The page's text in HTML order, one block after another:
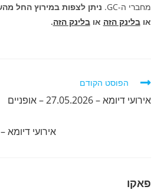
מחברי ה-GC.
אובלינק הזה אובלינק הזה.
לקרוא
נוספים
הפוסט הקודם
אירועי דיומא – 27.05.2026 – אופניים
אירועי דיומא – 29.05.2026 – אופניים
פאקו